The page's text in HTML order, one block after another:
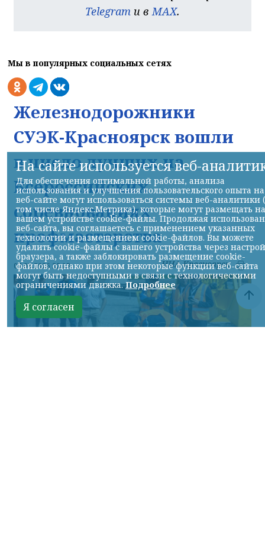
Telegram и вMAX.
Мы в популярных социальных сетях
Железнодорожники
СУЭК-Красноярск вошли
в число лучших на
Всероссийских
соревнованиях
профмастерства
07.08.2026 22:13 НИА-Красноярск
На сайте используется веб-
Для обеспечения оптимальной работы, анализа
использования и улучшения пользовательского опыта на
веб-сайте могут использоваться системы веб-аналитики
том числе Яндекс.Метрика), которые могут размещать на
вашем устройстве cookie-файлы. Продолжая
веб-сайта, вы соглашаетесь с применением указанных
технологий и размещением cookie-файлов. Вы можете
удалить cookie-файлы с вашего устройства через
браузера, а также заблокировать размещение cookie-
файлов, однако при этом некоторые функции веб-сайта
могут быть недоступными в связи с технологическими
ограничениями движка.Подробнее
Я согласен